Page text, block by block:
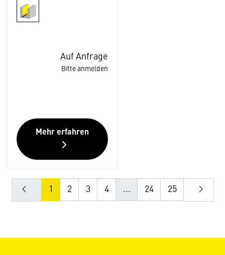
Auf Anfrage
Bitte anmelden
Mehr erfahren
1 2 3 4 ... 24 25